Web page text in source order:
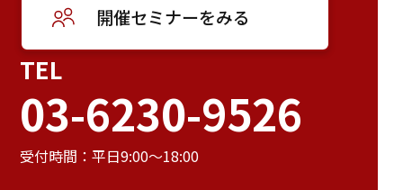
開催セミナーをみる
TEL
03-6230-9526
受付時間：平日9:00～18:00